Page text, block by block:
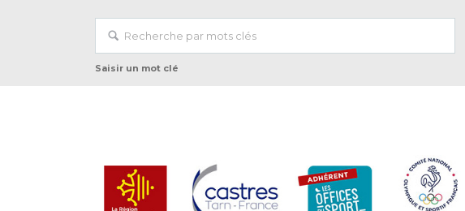
Saisir un mot clé